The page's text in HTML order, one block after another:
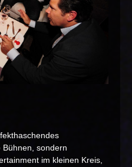
sondern
im kleinen Kreis,